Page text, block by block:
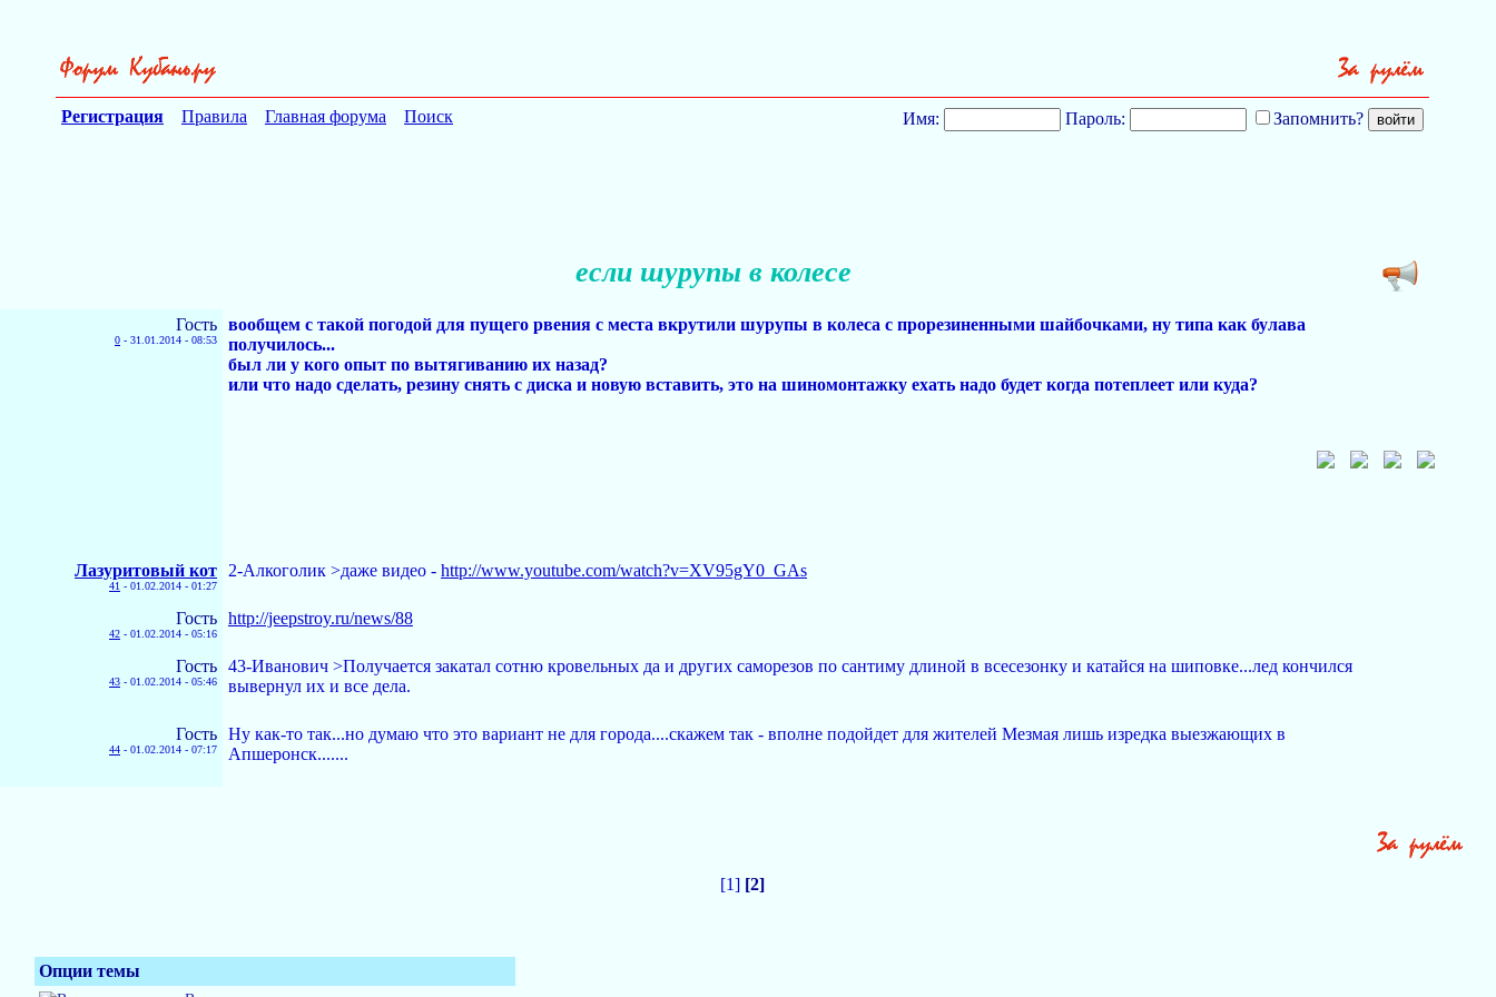
Регистрация Правила Главная форума Поиск Имя: Пароль: Запомнить?
если шурупы в колесе
Гость
0 - 31.01.2014 - 08:53
вообщем с такой погодой для пущего рвения с места вкрутили шурупы в колеса с прорезиненными шайбочками, ну типа как булава
получилось...
был ли у кого опыт по вытягиванию их назад?
или что надо сделать, резину снять с диска и новую вставить, это на шиномонтажку ехать надо будет когда потеплеет или куда?
Лазуритовый кот
41 - 01.02.2014 - 01:27
2-Алкоголик >даже видео - http://www.youtube.com/watch?v=XV95gY0_GAs
Гость
42 - 01.02.2014 - 05:16
http://jeepstroy.ru/news/88
Гость
43 - 01.02.2014 - 05:46
43-Иванович >Получается закатал сотню кровельных да и других саморезов по сантиму длиной в всесезонку и катайся на шиповке...лед кончился
вывернул их и все дела.
Гость
44 - 01.02.2014 - 07:17
Ну как-то так...но думаю что это вариант не для города....скажем так - вполне подойдет для жителей Мезмая лишь изредка выезжающих в
Апшеронск.......
[1] [2]
Опции темы